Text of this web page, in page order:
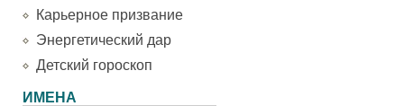
Карьерное призвание
Энергетический дар
Детский гороскоп
ИМЕНА